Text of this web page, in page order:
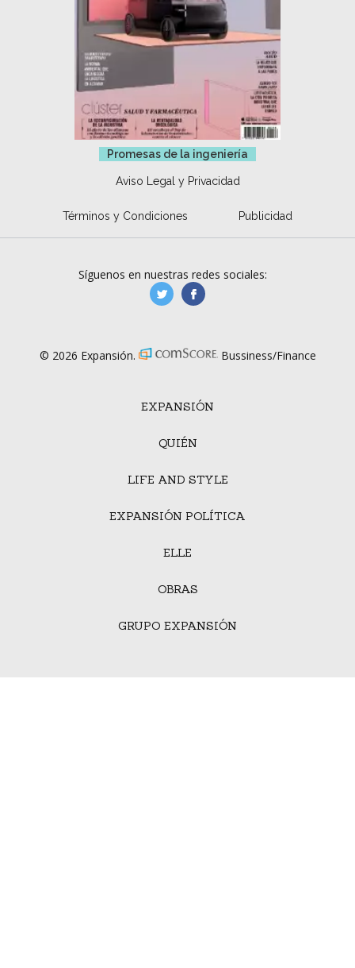
Promesas de la ingeniería
Aviso Legal y Privacidad
Términos y Condiciones Publicidad
EXPANSIÓN
QUIÉN
LIFE AND STYLE
EXPANSIÓN POLÍTICA
ELLE
OBRAS
GRUPO EXPANSIÓN
Síguenos en nuestras redes sociales:
manufacturaGE
© 2026 Expansión. Bussiness/Finance